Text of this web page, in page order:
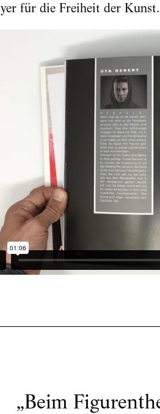
für die Freiheit der Kunst.
„Beim